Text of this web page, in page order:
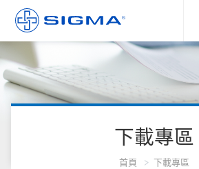
下載專區
首頁 下載專區